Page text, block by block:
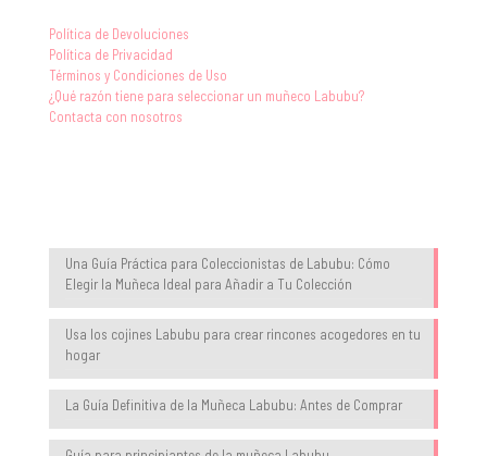
Política de Devoluciones
Política de Privacidad
Términos y Condiciones de Uso
¿Qué razón tiene para seleccionar un muñeco Labubu?
Contacta con nosotros
Una Guía Práctica para Coleccionistas de Labubu: Cómo
Elegir la Muñeca Ideal para Añadir a Tu Colección
Usa los cojines Labubu para crear rincones acogedores en tu
hogar
La Guía Definitiva de la Muñeca Labubu: Antes de Comprar